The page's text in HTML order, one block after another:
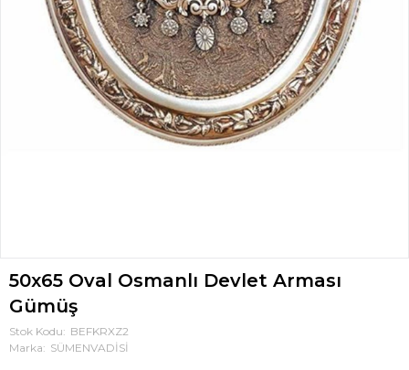
50x65 Oval Osmanlı Devlet Arması
Gümüş
Stok Kodu
BEFKRXZ2
Marka
SÜMENVADİSİ